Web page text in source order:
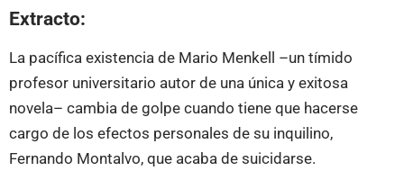
Extracto:
La pacífica existencia de Mario Menkell –un tímido
profesor universitario autor de una única y exitosa
novela– cambia de golpe cuando tiene que hacerse
cargo de los efectos personales de su inquilino,
Fernando Montalvo, que acaba de suicidarse.